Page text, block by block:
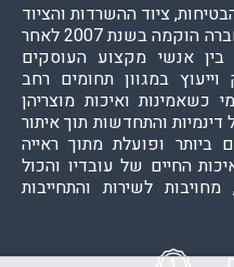
ציוד ההשרדות והציוד
הטכנולוגי לתעשייה ולפרטיים. החברה הוקמה בשנת 2007 לאחר
אנשי מקצוע העוסקים
במגוון תחומים רחב
כשאמינות ואיכות מוצריהן
והתחדשות תוך איתור
ביותר ופועלת מתוך ראייה
החיים של עובדיו והכול
לשירות והתחייבות